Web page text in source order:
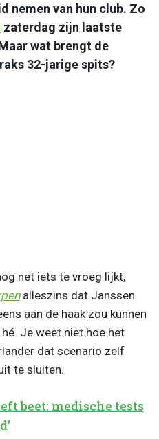
nemen van hun club. Zo
zaterdag zijn laatste
wat brengt de
32-jarige spits?
net iets te vroeg lijkt,
alleszins dat Janssen
aan de haak zou kunnen
Je weet niet hoe het
dat scenario zelf
te sluiten.
beet: medische tests